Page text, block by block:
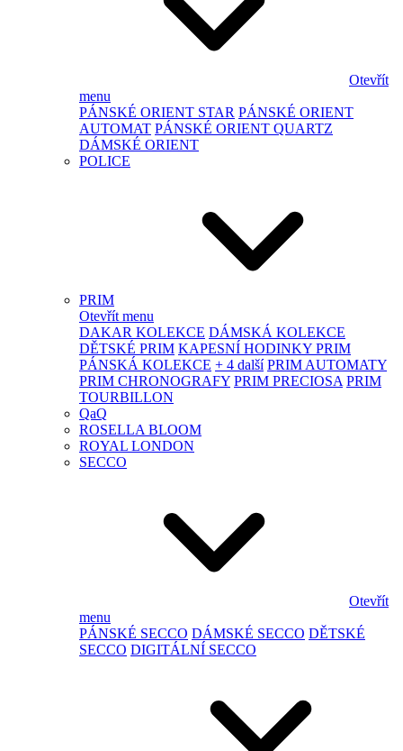
Otevřít
menu
PÁNSKÉ ORIENT STAR PÁNSKÉ ORIENT
AUTOMAT PÁNSKÉ ORIENT QUARTZ
DÁMSKÉ ORIENT
POLICE
PRIM
Otevřít menu
DAKAR KOLEKCE DÁMSKÁ KOLEKCE
DĚTSKÉ PRIM KAPESNÍ HODINKY PRIM
PÁNSKÁ KOLEKCE + 4 další PRIM AUTOMATY
PRIM CHRONOGRAFY PRIM PRECIOSA PRIM
TOURBILLON
QaQ
ROSELLA BLOOM
ROYAL LONDON
SECCO
Otevřít
menu
PÁNSKÉ SECCO DÁMSKÉ SECCO DĚTSKÉ
SECCO DIGITÁLNÍ SECCO